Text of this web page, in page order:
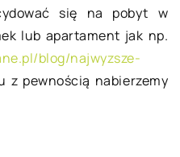
się na pobyt w
lub apartament jak np.
blog/najwyzsze-
z pewnością nabierzemy